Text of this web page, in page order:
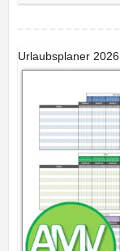
Urlaubsplaner